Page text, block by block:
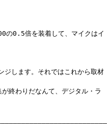
の0.5倍を装着して、マイクはイ
ジします。それではこれから取材
終わりだなんて、デジタル・ラ